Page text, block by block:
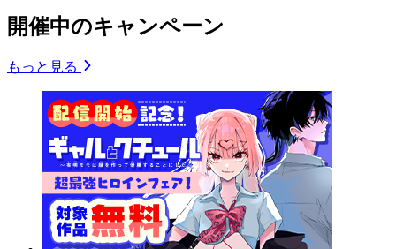
開催中のキャンペーン
もっと見る